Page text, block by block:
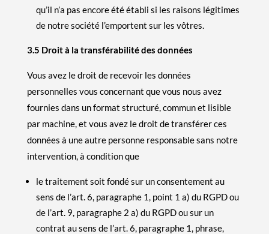
qu’il n’a pas encore été établi si les raisons légitimes
de notre société l’emportent sur les vôtres.
3.5 Droit à la transférabilité des données
Vous avez le droit de recevoir les données
personnelles vous concernant que vous nous avez
fournies dans un format structuré, commun et lisible
par machine, et vous avez le droit de transférer ces
données à une autre personne responsable sans notre
intervention, à condition que
le traitement soit fondé sur un consentement au
sens de l’art. 6, paragraphe 1, point 1 a) du RGPD ou
de l’art. 9, paragraphe 2 a) du RGPD ou sur un
contrat au sens de l’art. 6, paragraphe 1, phrase,